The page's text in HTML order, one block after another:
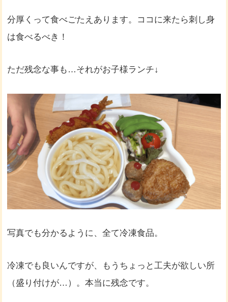
分厚くって食べごたえあります。ココに来たら刺し身
は食べるべき！
ただ残念な事も…それがお子様ランチ↓
写真でも分かるように、全て冷凍食品。
冷凍でも良いんですが、もうちょっと工夫が欲しい所
（盛り付けが…）。本当に残念です。